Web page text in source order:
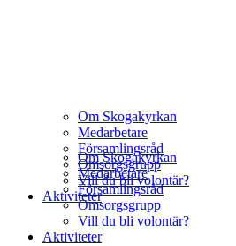
Om Skogakyrkan
Medarbetare
Församlingsråd
Omsorgsgrupp
Vill du bli volontär?
Aktiviteter
Om Skogakyrkan
Medarbetare
Församlingsråd
Omsorgsgrupp
Vill du bli volontär?
Aktiviteter